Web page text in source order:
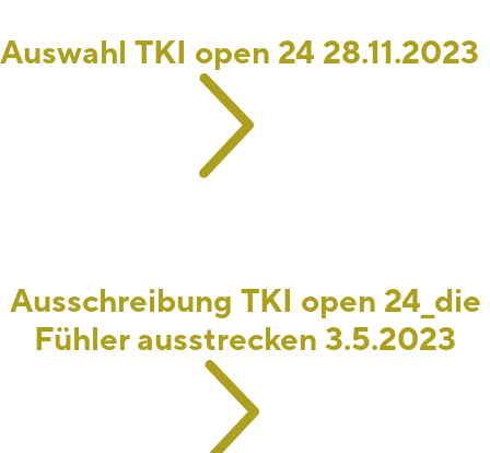
Auswahl TKI open 24 28.11.2023
Ausschreibung TKI open 24_die
Fühler ausstrecken 3.5.2023